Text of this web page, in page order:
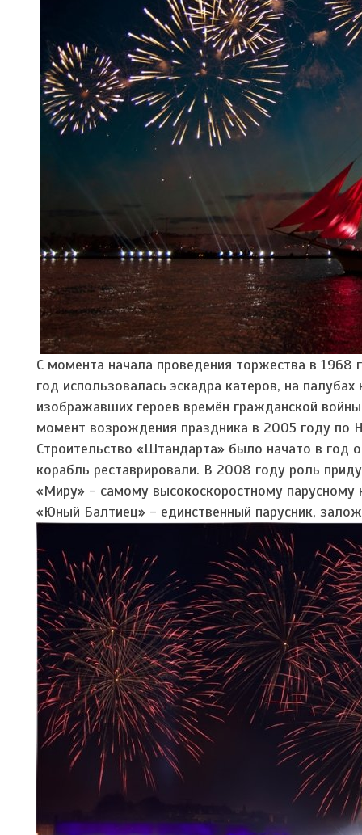
С момента начала проведения торжества в
год использовалась эскадра катеров, на
изображавших героев времён гражданской
момент возрождения праздника в 2005 году по
Строительство «Штандарта» было начато в год
корабль реставрировали. В 2008 году роль
«Миру» - самому высокоскоростному
«Юный Балтиец» - единственный парусник,